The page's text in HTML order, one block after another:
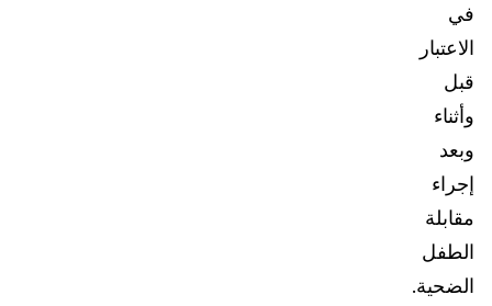
في
الاعتبار
قبل
وأثناء
وبعد
إجراء
مقابلة
الطفل
الضحية.